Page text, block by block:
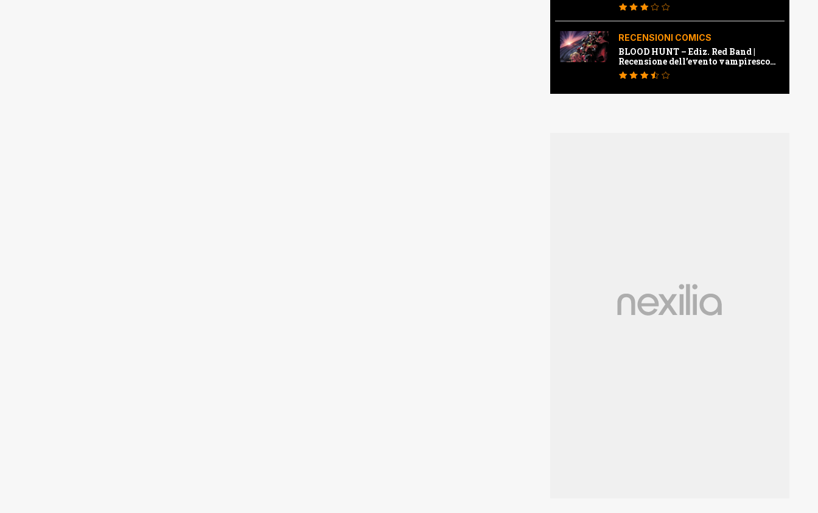
RECENSIONI COMICS
BLOOD HUNT – Ediz. Red Band |
Recensione dell’evento vampiresco
della Marvel